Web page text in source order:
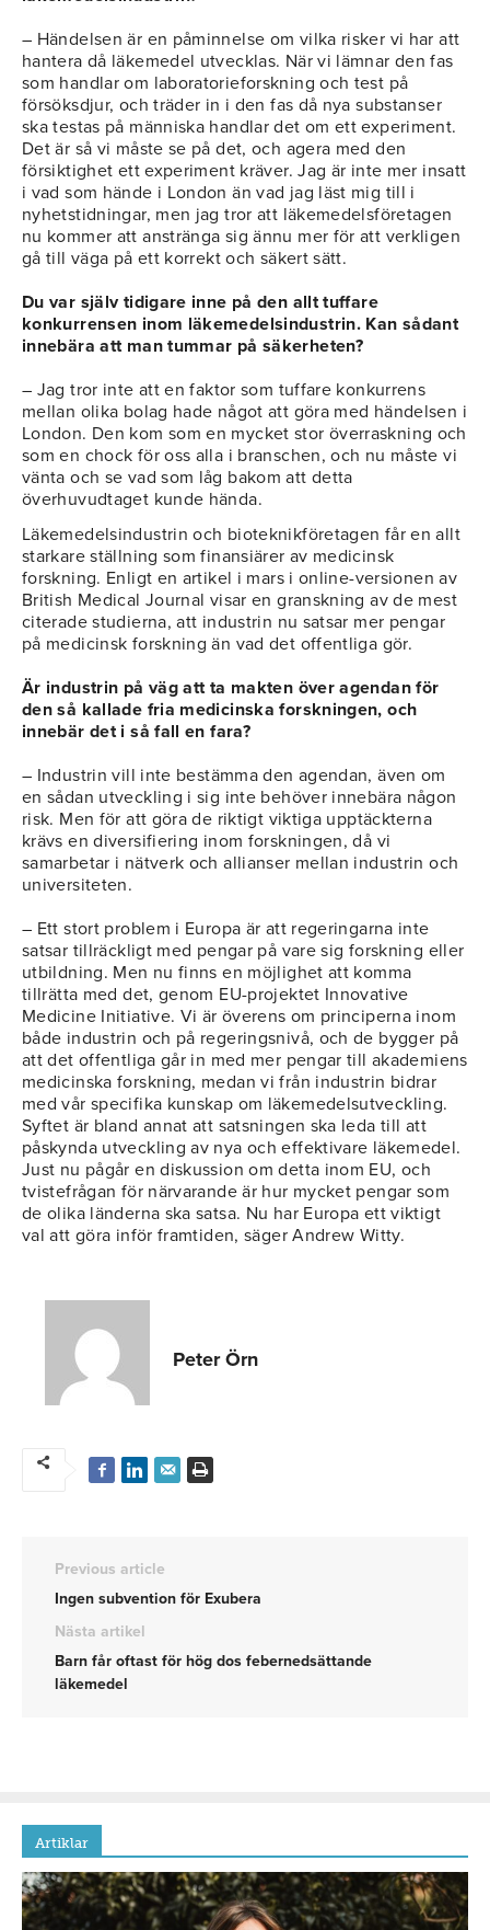
– Händelsen är en påminnelse om vilka risker vi har att
hantera då läkemedel utvecklas. När vi lämnar den fas
som handlar om laboratorieforskning och test på
försöksdjur, och träder in i den fas då nya substanser
ska testas på människa handlar det om ett experiment.
Det är så vi måste se på det, och agera med den
försiktighet ett experiment kräver. Jag är inte mer insatt
i vad som hände i London än vad jag läst mig till i
nyhetstidningar, men jag tror att läkemedelsföretagen
nu kommer att anstränga sig ännu mer för att verkligen
gå till väga på ett korrekt och säkert sätt.
Du var själv tidigare inne på den allt tuffare
konkurrensen inom läkemedelsindustrin. Kan sådant
innebära att man tummar på säkerheten?
– Jag tror inte att en faktor som tuffare konkurrens
mellan olika bolag hade något att göra med händelsen i
London. Den kom som en mycket stor överraskning och
som en chock för oss alla i branschen, och nu måste vi
vänta och se vad som låg bakom att detta
överhuvudtaget kunde hända.
Läkemedelsindustrin och bioteknikföretagen får en allt
starkare ställning som finansiärer av medicinsk
forskning. Enligt en artikel i mars i online-versionen av
British Medical Journal visar en granskning av de mest
citerade studierna, att industrin nu satsar mer pengar
på medicinsk forskning än vad det offentliga gör.
Är industrin på väg att ta makten över agendan för
den så kallade fria medicinska forskningen, och
innebär det i så fall en fara?
– Industrin vill inte bestämma den agendan, även om
en sådan utveckling i sig inte behöver innebära någon
risk. Men för att göra de riktigt viktiga upptäckterna
krävs en diversifiering inom forskningen, då vi
samarbetar i nätverk och allianser mellan industrin och
universiteten.
– Ett stort problem i Europa är att regeringarna inte
satsar tillräckligt med pengar på vare sig forskning eller
utbildning. Men nu finns en möjlighet att komma
tillrätta med det, genom EU-projektet Innovative
Medicine Initiative. Vi är överens om principerna inom
både industrin och på regeringsnivå, och de bygger på
att det offentliga går in med mer pengar till akademiens
medicinska forskning, medan vi från industrin bidrar
med vår specifika kunskap om läkemedelsutveckling.
Syftet är bland annat att satsningen ska leda till att
påskynda utveckling av nya och effektivare läkemedel.
Just nu pågår en diskussion om detta inom EU, och
tvistefrågan för närvarande är hur mycket pengar som
de olika länderna ska satsa. Nu har Europa ett viktigt
val att göra inför framtiden, säger Andrew Witty.
Peter Örn
Previous article
Ingen subvention för Exubera
Nästa artikel
Barn får oftast för hög dos febernedsättande
läkemedel
Artiklar